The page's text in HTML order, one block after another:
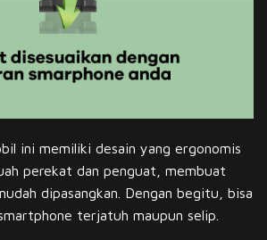
ini memiliki desain yang ergonomis
perekat dan penguat, membuat
dipasangkan. Dengan begitu, bisa
terjatuh maupun selip.